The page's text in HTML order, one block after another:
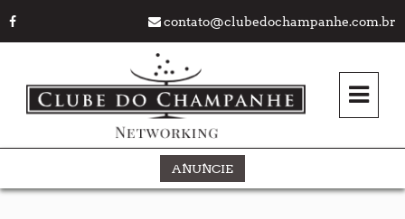
contato@clubedochampanhe.com.br
ANUNCIE